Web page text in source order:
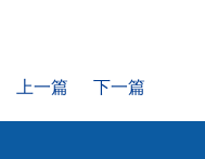
上一篇 下一篇